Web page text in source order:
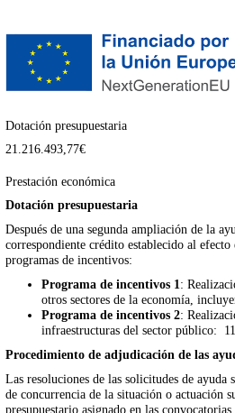
Dotación presupuestaria
21.216.493,77€
Prestación económica
Dotación presupuestaria
Después de una segunda ampliación de la
correspondiente crédito establecido al
programas de incentivos:
Programa de incentivos 1:
otros sectores de la economía,
Programa de incentivos 2:
infraestructuras del sector público:
Procedimiento de adjudicación de las
Las resoluciones de las solicitudes de
de concurrencia de la situación o actuación
presupuestario asignado en las